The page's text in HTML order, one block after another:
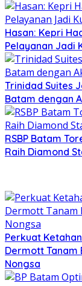
Hasan: Kepri
Pelayanan Jadi
Trinidad Suites
Batam dengan
RSBP Batam
Raih Diamond
Perkuat
Dermott Tanam
Nongsa